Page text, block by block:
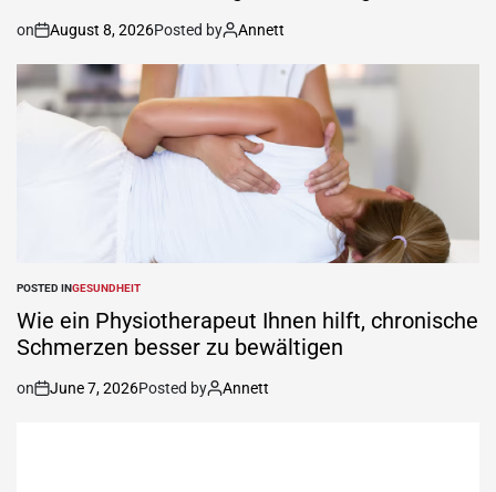
on August 8, 2026Posted by Annett
POSTED INGESUNDHEIT
Wie ein Physiotherapeut Ihnen hilft, chronische
Schmerzen besser zu bewältigen
on June 7, 2026Posted by Annett